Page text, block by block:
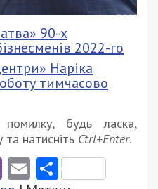
90-х
2022-го
Наріка
тимчасово
будь ласка,
та натисніть Ctrl+Enter.
ViberEmail